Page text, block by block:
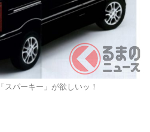
スパーキー」が欲しいッ！